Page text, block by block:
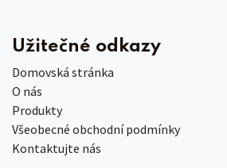
Užitečné odkazy
Domovská stránka
O nás
Produkty
Všeobecné obchodní podmínky
Kontaktujte nás